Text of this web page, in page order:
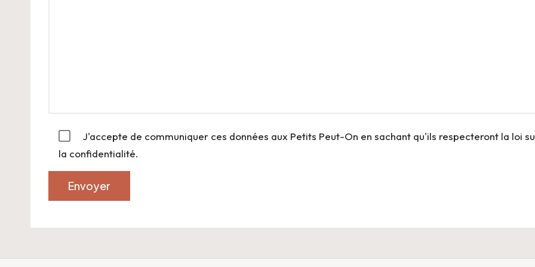
J'accepte de communiquer ces données aux Petits Peut-On en sachant qu'ils respecteront la loi
la confidentialité.